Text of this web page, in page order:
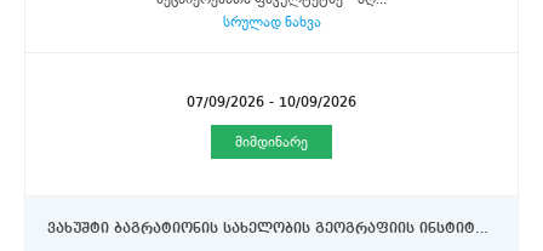
სრულად ნახვა
07/09/2026 - 10/09/2026
მიმდინარე
ვახუშტი ბაგრატიონის სახელობის გეოგრაფიის ინსტიტუტი - მეცნიერი თანამშრომლები